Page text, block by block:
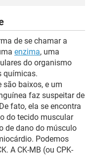
de se chamar a
enzima, uma
do organismo
químicas.
são baixos, e um
faz suspeitar de
fato, ela se encontra
do tecido muscular
de dano do músculo
Podemos
A CK-MB (ou CPK-